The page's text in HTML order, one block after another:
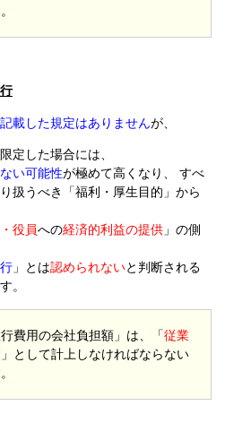
載した規定はありませんが、
定した場合には、
い可能性が極めて高くなり、 すべ
扱うべき「福利・厚生目的」から
役員への経済的利益の提供 」の側
」とは認められないと判断される
。
費用の会社負担額」は、「従業
」として計上しなければならない